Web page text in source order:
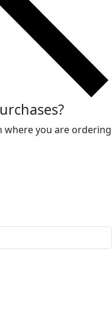
where you are ordering